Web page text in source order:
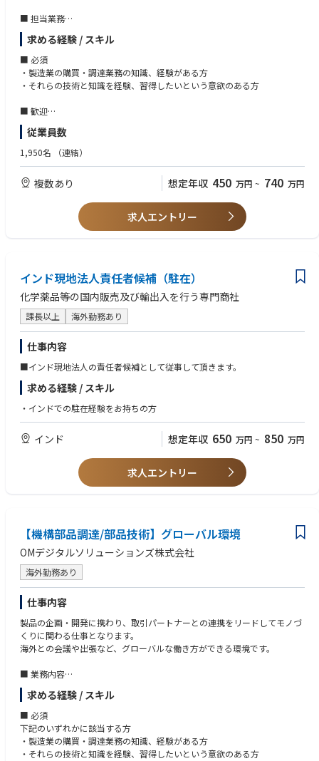
■ 担当業務
・電気部品の開発購買業務
・設計前段階から設計部門に参画し最適な部品選定を推進する業務
・パートナーとの取引戦略立案と実行に向けた種々折衝
・部品コスト管理業務
・工場調達部門における調達業務
・新製品向け部品立ち上げ
・部品生産効率改善や不良削減などの改善業務
・現地スタッフのチーム管理や人材育成業務
求める経験 / スキル
■ 必須
・製造業の購買・調達業務の知識、経験がある方
・それらの技術と知識を経験、習得したいという意欲のある方
■ 歓迎
・弊社海外工場（ベトナム工場）での活躍に意欲、興味のある方
従業員数
1,950名 （連結）
複数あり 想定年収 450 万円 ~ 740 万円
求人エントリー
インド現地法人責任者候補（駐在）
化学薬品等の国内販売及び輸出入を行う専門商社
課長以上 海外勤務あり
仕事内容
■インド現地法人の責任者候補として従事して頂きます。
求める経験 / スキル
・インドでの駐在経験をお持ちの方
インド 想定年収 650 万円 ~ 850 万円
求人エントリー
【機構部品調達/部品技術】グローバル環境
OMデジタルソリューションズ株式会社
海外勤務あり
仕事内容
製品の企画・開発に携わり、取引パートナーとの連携をリードしてモノづ
くりに関わる仕事となります。
海外との会議や出張など、グローバルな働き方ができる環境です。
■ 業務内容
機構部品の開発購買及び部品技術業務です。
設計前段階から設計部門に参画し最適な部品選定を推進、部品立上を行っ
て頂きます。
パートナーとの取引戦略立案と実行に向けた種々折衝や、部品コスト管理
業務を担っていただきます。また、ASEANを中心としたサプライヤーの開
拓をお願いします。
求める経験 / スキル
■ 必須
下記のいずれかに該当する方
・製造業の購買・調達業務の知識、経験がある方
・それらの技術と知識を経験、習得したいという意欲のある方